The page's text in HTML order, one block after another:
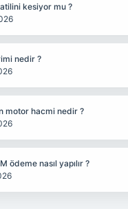
kesiyor mu ?
nedir ?
motor hacmi nedir ?
ödeme nasıl yapılır ?